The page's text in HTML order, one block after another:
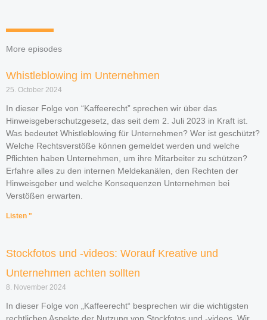
More episodes
Whistleblowing im Unternehmen
25. October 2024
In dieser Folge von “Kaffeerecht” sprechen wir über das
Hinweisgeberschutzgesetz, das seit dem 2. Juli 2023 in Kraft ist.
Was bedeutet Whistleblowing für Unternehmen? Wer ist geschützt?
Welche Rechtsverstöße können gemeldet werden und welche
Pflichten haben Unternehmen, um ihre Mitarbeiter zu schützen?
Erfahre alles zu den internen Meldekanälen, den Rechten der
Hinweisgeber und welche Konsequenzen Unternehmen bei
Verstößen erwarten.
Listen "
Stockfotos und -videos: Worauf Kreative und
Unternehmen achten sollten
8. November 2024
In dieser Folge von „Kaffeerecht“ besprechen wir die wichtigsten
rechtlichen Aspekte der Nutzung von Stockfotos und -videos. Wir